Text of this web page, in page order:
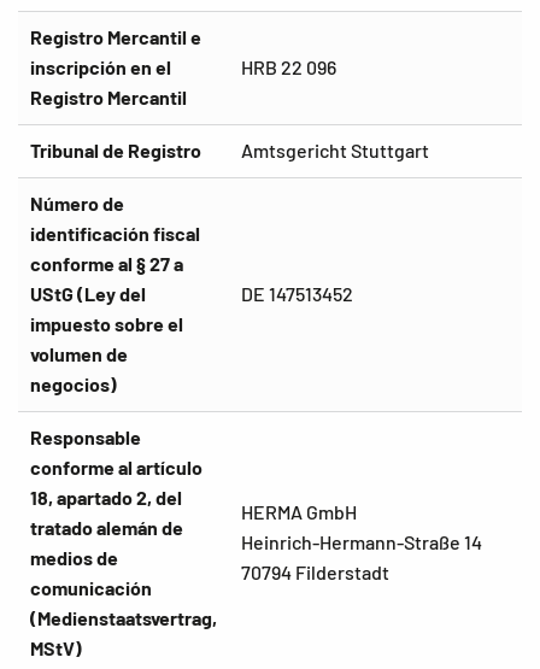
Registro Mercantil e
inscripción en el
Registro Mercantil
HRB 22 096
Tribunal de Registro Amtsgericht Stuttgart
Número de
identificación fiscal
conforme al § 27 a
UStG (Ley del
impuesto sobre el
volumen de
negocios)
DE 147513452
Responsable
conforme al artículo
18, apartado 2, del
tratado alemán de
medios de
comunicación
(Medienstaatsvertrag,
MStV)
HERMA GmbH
Heinrich-Hermann-Straße 14
70794 Filderstadt